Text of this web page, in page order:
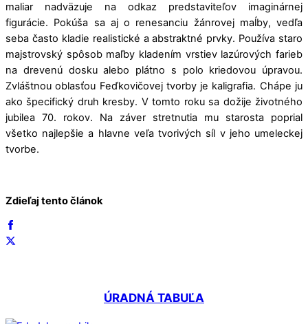
maliar nadväzuje na odkaz predstaviteľov imaginárnej
figurácie. Pokúša sa aj o renesanciu žánrovej maĺby, vedľa
seba často kladie realistické a abstraktné prvky. Používa staro
majstrovský spôsob maľby kladením vrstiev lazúrových farieb
na drevenú dosku alebo plátno s polo kriedovou úpravou.
Zvláštnou oblasťou Feďkovičovej tvorby je kaligrafia. Chápe ju
ako špecifický druh kresby. V tomto roku sa dožije životného
jubilea 70. rokov. Na záver stretnutia mu starosta poprial
všetko najlepšie a hlavne veľa tvorivých síl v jeho umeleckej
tvorbe.
Zdieľaj tento článok
ÚRADNÁ TABUĽA